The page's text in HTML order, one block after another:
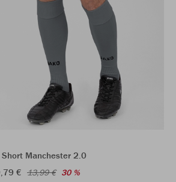
Short Manchester 2.0
€ 13,99 € 30 %